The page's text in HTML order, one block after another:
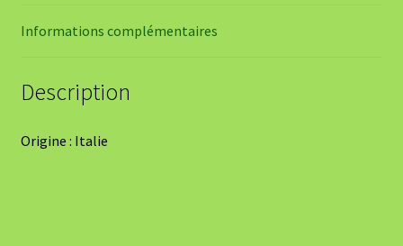
Informations complémentaires
Description
Origine : Italie